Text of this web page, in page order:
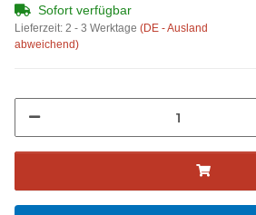
Sofort verfügbar
Lieferzeit: 2 - 3 Werktage (DE - Ausland
abweichend)